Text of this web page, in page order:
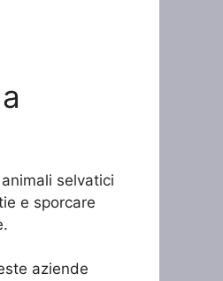
selvatici
e sporcare
aziende